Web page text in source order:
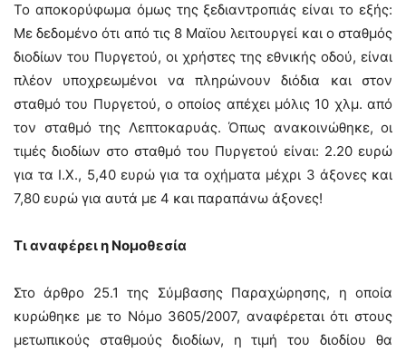
Το αποκορύφωμα όμως της ξεδιαντροπιάς είναι το εξής:
Με δεδομένο ότι από τις 8 Μαϊου λειτουργεί και ο σταθμός
διοδίων του Πυργετού, οι χρήστες της εθνικής οδού, είναι
πλέον υποχρεωμένοι να πληρώνουν διόδια και στον
σταθμό του Πυργετού, ο οποίος απέχει μόλις 10 χλμ. από
τον σταθμό της Λεπτοκαρυάς. Όπως ανακοινώθηκε, οι
τιμές διοδίων στο σταθμό του Πυργετού είναι: 2.20 ευρώ
για τα Ι.Χ., 5,40 ευρώ για τα οχήματα μέχρι 3 άξονες και
7,80 ευρώ για αυτά με 4 και παραπάνω άξονες!
Τι αναφέρει η Νομοθεσία
Στο άρθρο 25.1 της Σύμβασης Παραχώρησης, η οποία
κυρώθηκε με το Νόμο 3605/2007, αναφέρεται ότι στους
μετωπικούς σταθμούς διοδίων, η τιμή του διοδίου θα